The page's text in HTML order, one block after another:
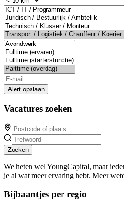
Alert opslaan
Vacatures zoeken
Zoeken
We heten wel YoungCapital, maar
je al wat meer ervaring hebt. Meer
Bijbaantjes per regio